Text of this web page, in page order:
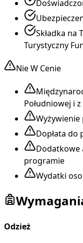
Składka na
Turystyczny
Nie W Cenie
Południowej i
Dopłata
Dodatkowe
programie
Wydatki
Odzież